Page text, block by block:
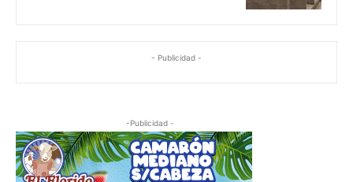
- Publicidad -
-Publicidad -